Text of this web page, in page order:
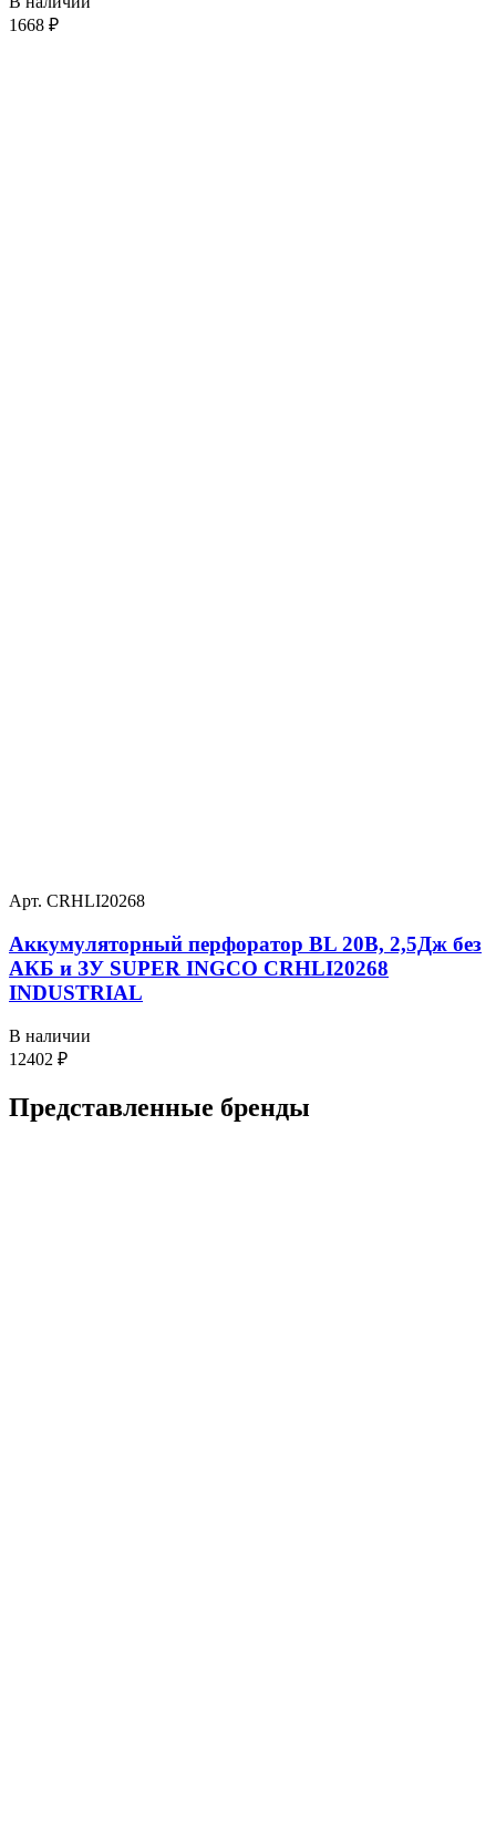
1668 ₽
Арт. CRHLI20268
Аккумуляторный перфоратор BL 20В, 2,5Дж без
АКБ и ЗУ SUPER INGCO CRHLI20268
INDUSTRIAL
В наличии
12402 ₽
Представленные бренды